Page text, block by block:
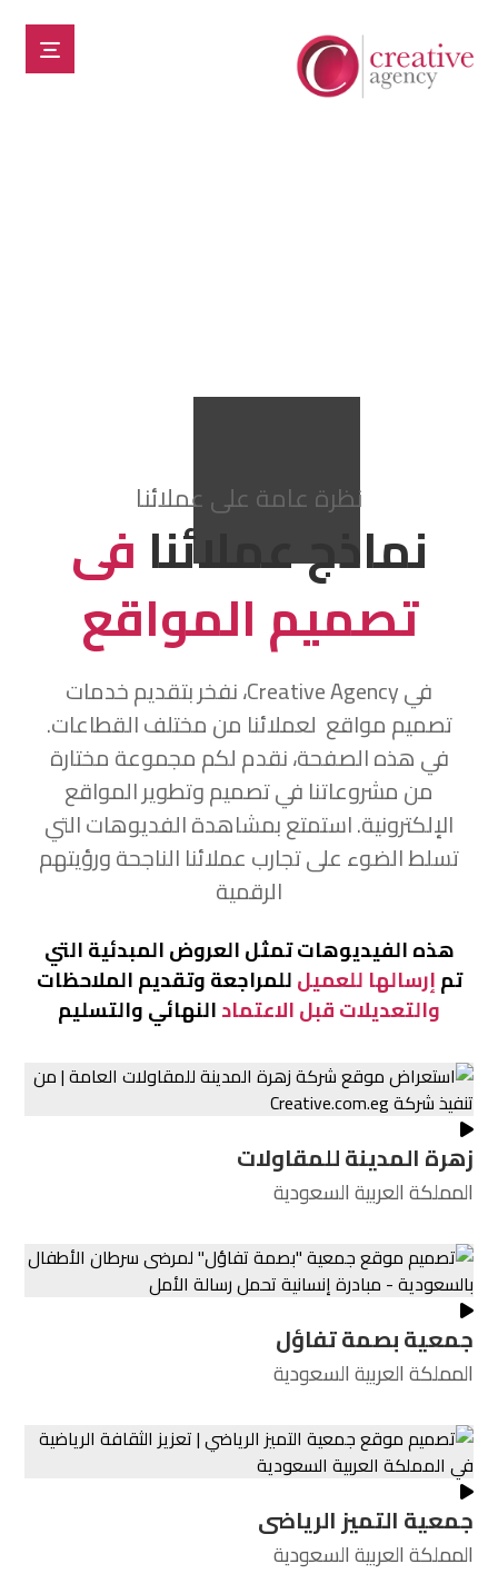
نظرة عامة على عملائنا
نماذج عملائنا فى
تصميم المواقع
في Creative Agency، نفخر بتقديم خدمات
تصميم مواقع لعملائنا من مختلف القطاعات.
في هذه الصفحة، نقدم لكم مجموعة مختارة
من مشروعاتنا في تصميم وتطوير المواقع
الإلكترونية. استمتع بمشاهدة الفديوهات التي
تسلط الضوء على تجارب عملائنا الناجحة ورؤيتهم
الرقمية
هذه الفيديوهات تمثل العروض المبدئية التي
تمإرسالها للعميلللمراجعة وتقديم الملاحظات
والتعديلات قبل الاعتمادالنهائي والتسليم
زهرة المدينة للمقاولات
المملكة العربية السعودية
جمعية بصمة تفاؤل
المملكة العربية السعودية
جمعية التميز الرياضى
المملكة العربية السعودية